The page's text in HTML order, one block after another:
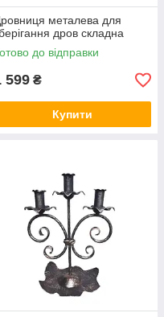
металева для
дров складна
до відправки
599 ₴
Купити